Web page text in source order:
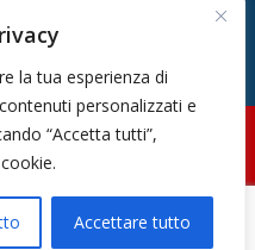
la tua esperienza di
personalizzati e
“Accetta tutti”,
Accettare tutto
| REA: AV - 313130 | Domicilio